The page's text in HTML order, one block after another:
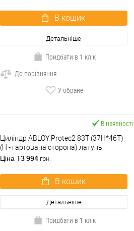
В кошик
Детальніше
Придбати в 1 клік
До порівняння
У обране
В наявності
Циліндр ABLOY Protec2 83T (37H*46T)
(H - гартована сторона) латунь
полірована
Ціна 13 994 грн.
В кошик
Детальніше
Придбати в 1 клік